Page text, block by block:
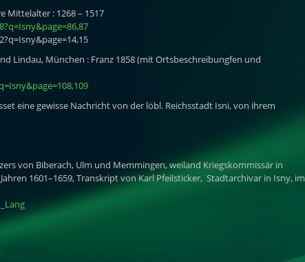
Mittelalter : 1268 – 1517
Lindau, München : Franz 1858 (mit Ortsbeschreibungfen und
eine gewisse Nachricht von der löbl. Reichsstadt Isni, von ihrem
von Biberach, Ulm und Memmingen, weiland Kriegskommissär in
1601–1659, Transkript von Karl Pfeilsticker, Stadtarchivar in Isny, im